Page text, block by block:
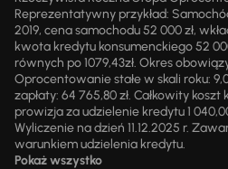
Reprezentatywny przykład:
2019, cena samochodu 52 000 zł,
kwota kredytu konsumenckiego 52
równych po 1079,43zł. Okres
Oprocentowanie stałe w skali roku:
zapłaty: 64 765,80 zł. Całkowity
prowizja za udzielenie kredytu 1 040,00
Wyliczenie na dzień 11.12.2025 r.
warunkiem udzielenia kredytu.
Pokaż wszystko